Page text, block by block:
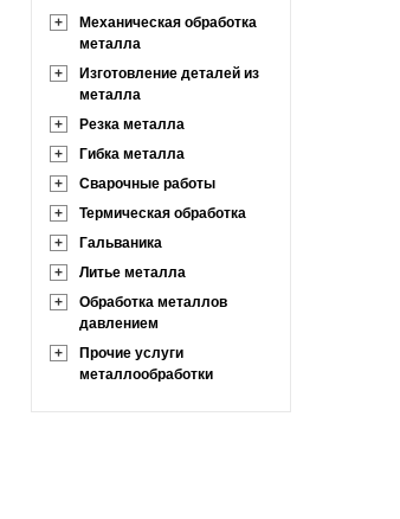
+
Механическая обработка
металла
+
Изготовление деталей из
металла
+
Резка металла
+
Гибка металла
+
Сварочные работы
+
Термическая обработка
+
Гальваника
+
Литье металла
+
Обработка металлов
давлением
+
Прочие услуги
металлообработки